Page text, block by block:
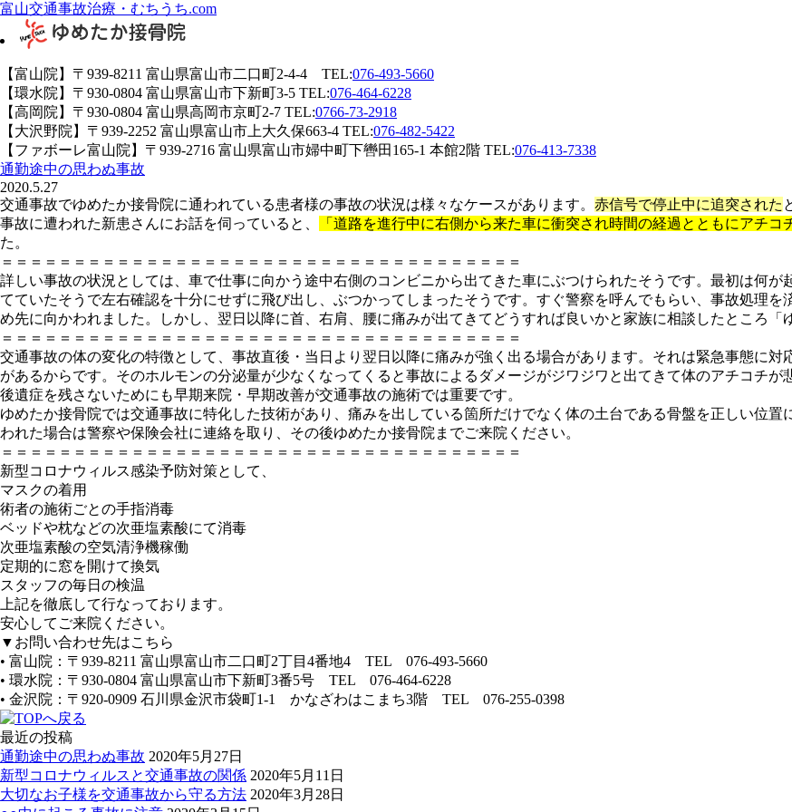
富山交通事故治療・むちうち.com
【富山院】〒939-8211 富山県富山市二口町2-4-4 TEL:076-493-5660
【環水院】〒930-0804 富山県富山市下新町3-5 TEL:076-464-6228
【高岡院】〒930-0804 富山県高岡市京町2-7 TEL:0766-73-2918
【大沢野院】〒939-2252 富山県富山市上大久保663-4 TEL:076-482-5422
【ファボーレ富山院】〒939-2716 富山県富山市婦中町下轡田165-1 本館2階 TEL:076-413-7338
通勤途中の思わぬ事故
2020.5.27
交通事故でゆめたか接骨院に通われている患者様の事故の状況は様々なケースがあります。 赤信号で停止中に追突された
事故に遭われた新患さんにお話を伺っていると、
「道路を進行中に右側から来た車に衝突され時間の経過とともにアチコ
た。
＝＝＝＝＝＝＝＝＝＝＝＝＝＝＝＝＝＝＝＝＝＝＝＝＝＝＝＝＝＝＝＝＝＝＝＝
詳しい事故の状況としては、車で仕事に向かう途中右側のコンビニから出てきた車にぶつけられたそうです。最初は何
てていたそうで左右確認を十分にせずに飛び出し、ぶつかってしまったそうです。すぐ警察を呼んでもらい、事故処理
め先に向かわれました。しかし、翌日以降に首、右肩、腰に痛みが出てきてどうすれば良いかと家族に相談したところ「
＝＝＝＝＝＝＝＝＝＝＝＝＝＝＝＝＝＝＝＝＝＝＝＝＝＝＝＝＝＝＝＝＝＝＝＝
交通事故の体の変化の特徴として、事故直後・当日より翌日以降に痛みが強く出る場合があります。それは緊急事態に
があるからです。そのホルモンの分泌量が少なくなってくると事故によるダメージがジワジワと出てきて体のアチコチが
後遺症を残さないためにも早期来院・早期改善が交通事故の施術では重要です。
ゆめたか接骨院では交通事故に特化した技術があり、痛みを出している箇所だけでなく体の土台である骨盤を正しい位
われた場合は警察や保険会社に連絡を取り、その後ゆめたか接骨院までご来院ください。
＝＝＝＝＝＝＝＝＝＝＝＝＝＝＝＝＝＝＝＝＝＝＝＝＝＝＝＝＝＝＝＝＝＝＝＝
新型コロナウィルス感染予防対策として、
マスクの着用
術者の施術ごとの手指消毒
ベッドや枕などの次亜塩素酸にて消毒
次亜塩素酸の空気清浄機稼働
定期的に窓を開けて換気
スタッフの毎日の検温
上記を徹底して行なっております。
安心してご来院ください。
▼お問い合わせ先はこちら
• 富山院：〒939-8211 富山県富山市二口町2丁目4番地4 TEL 076-493-5660
• 環水院：〒930-0804 富山県富山市下新町3番5号 TEL 076-464-6228
• 金沢院：〒920-0909 石川県金沢市袋町1-1 かなざわはこまち3階 TEL 076-255-0398
最近の投稿
通勤途中の思わぬ事故 2020年5月27日
新型コロナウィルスと交通事故の関係 2020年5月11日
大切なお子様を交通事故から守る方法 2020年3月28日